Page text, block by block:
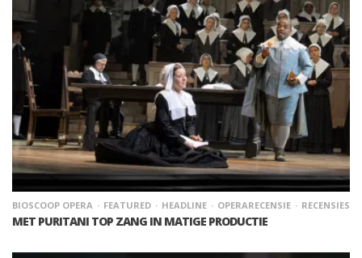
BIOSCOOP OPERA FEATURED HEADLINE OPERARECENSIE RECENSIES
MET PURITANI TOP ZANG IN MATIGE PRODUCTIE